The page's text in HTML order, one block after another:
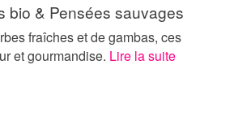
bio & Pensées sauvages
fraîches et de gambas, ces
et gourmandise. Lire la suite